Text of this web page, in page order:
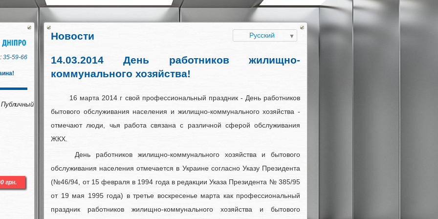
Русский
Новости
14.03.2014 День работников жилищно-
коммунального хозяйства!
16 марта 2014 г свой профессиональный праздник - День работников
бытового обслуживания населения и жилищно-коммунального хозяйства -
отмечают люди, чья работа связана с различной сферой обслуживания
ЖКХ.
День работников жилищно-коммунального хозяйства и бытового
обслуживания населения отмечается в Украине согласно Указу Президента
(№46/94, от 15 февраля в 1994 года в редакции Указа Президента № 385/95
от 19 мая 1995 года) в третье воскресенье марта как профессиональный
праздник работников жилищно-коммунального хозяйства и бытового
35-59-66